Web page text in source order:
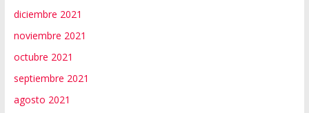
diciembre 2021
noviembre 2021
octubre 2021
septiembre 2021
agosto 2021